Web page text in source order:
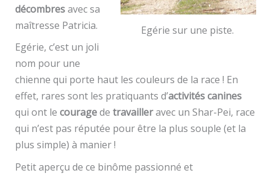
Egérie sur une piste.
décombresavec sa
maîtresse Patricia.
Egérie, c’est un joli
nom pour une
chienne qui porte haut les couleurs de la race ! En
effet, rares sont les pratiquants d’activités canines
qui ont le couragede travailleravec un Shar-Pei, race
qui n’est pas réputée pour être la plus souple (et la
plus simple) à manier !
Petit aperçu de ce binôme passionné et